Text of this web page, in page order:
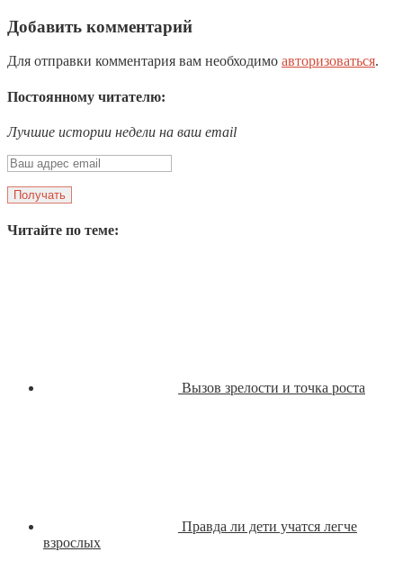
Добавить комментарий
Для отправки комментария вам необходимо авторизоваться.
Постоянному читателю:
Лучшие истории недели на ваш email
Читайте по теме:
Вызов зрелости и точка роста
Правда ли дети учатся легче
взрослых